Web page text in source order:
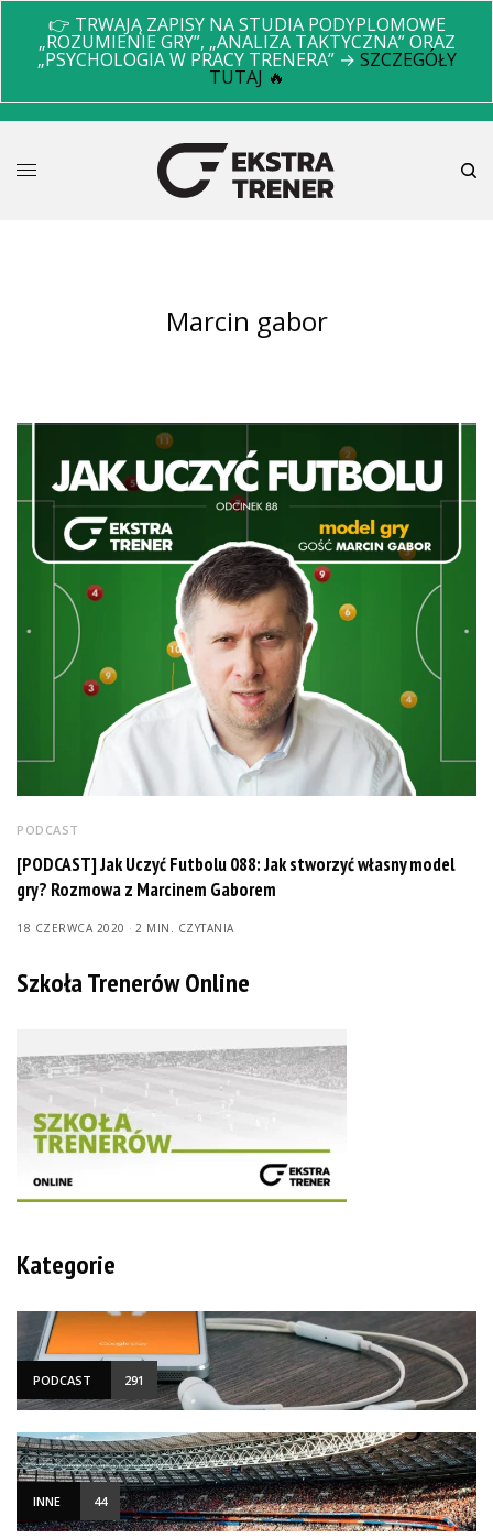
👉 TRWAJĄ ZAPISY NA STUDIA PODYPLOMOWE
„ROZUMIENIE GRY”, „ANALIZA TAKTYCZNA” ORAZ
„PSYCHOLOGIA W PRACY TRENERA” → SZCZEGÓŁY
TUTAJ 🔥
marcin gabor
PODCAST
[PODCAST] Jak Uczyć Futbolu 088: Jak stworzyć własny model
gry? Rozmowa z Marcinem Gaborem
18 CZERWCA 2020 2 MIN. CZYTANIA
Szkoła Trenerów Online
Kategorie
PODCAST 291
INNE 44